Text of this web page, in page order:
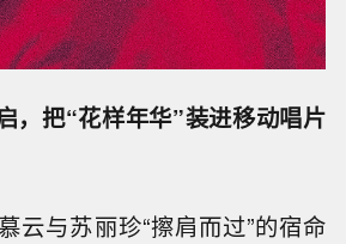
，把“花样年华”装进移动唱片
云与苏丽珍“擦肩而过”的宿命